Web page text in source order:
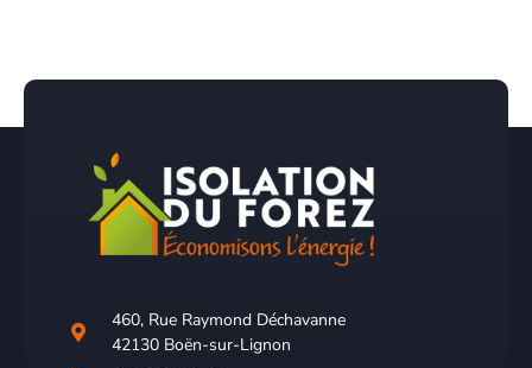
460, Rue Raymond Déchavanne
42130 Boën-sur-Lignon